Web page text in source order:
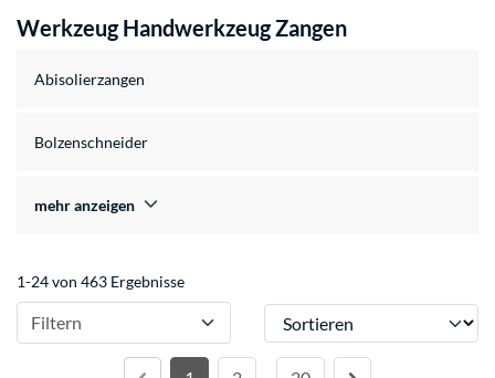
Werkzeug Handwerkzeug Zangen
Abisolierzangen
Bolzenschneider
mehr anzeigen
1-24 von 463 Ergebnisse
Filtern Sortieren